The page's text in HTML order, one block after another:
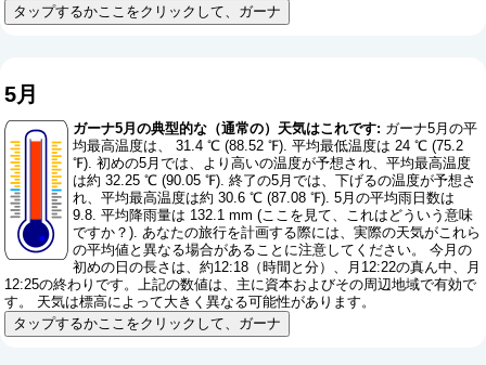
タップするかここをクリックして、ガーナ
5月
ガーナ5月の典型的な（通常の）天気はこれです: ガーナ5月の平
均最高温度は、 31.4 ℃ (88.52 ℉). 平均最低温度は 24 ℃ (75.2
℉). 初めの5月では、より高いの温度が予想され、平均最高温度
は約 32.25 ℃ (90.05 ℉). 終了の5月では、下げるの温度が予想さ
れ、平均最高温度は約 30.6 ℃ (87.08 ℉). 5月の平均雨日数は
9.8. 平均降雨量は 132.1 mm (ここを見て、これはどういう意味
ですか？). あなたの旅行を計画する際には、実際の天気がこれら
の平均値と異なる場合があることに注意してください。 今月の
初めの日の長さは、約12:18（時間と分）、月12:22の真ん中、月
12:25の終わりです。上記の数値は、主に資本およびその周辺地域で有効で
す。 天気は標高によって大きく異なる可能性があります。
タップするかここをクリックして、ガーナ